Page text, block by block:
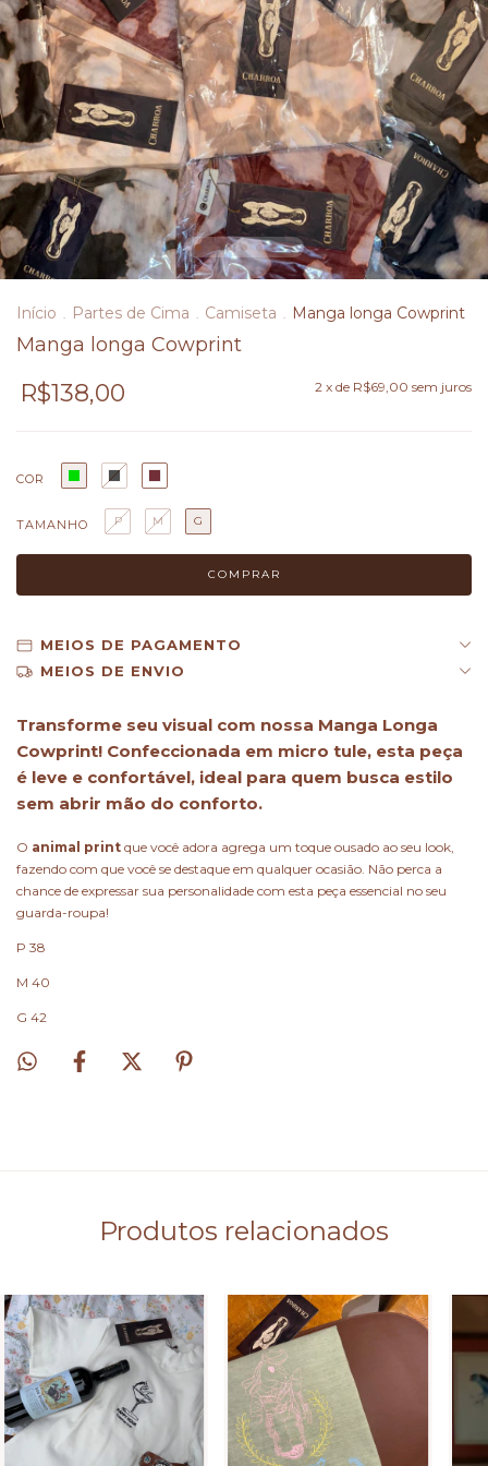
Início . Partes de Cima . Camiseta . Manga longa Cowprint
Manga longa Cowprint
R$138,00 2 x de R$69,00 sem juros
COR
TAMANHO P M G
MEIOS DE PAGAMENTO
MEIOS DE ENVIO
Transforme seu visual com nossa Manga Longa
Cowprint! Confeccionada em micro tule, esta peça
é leve e confortável, ideal para quem busca estilo
sem abrir mão do conforto.
O animal print que você adora agrega um toque ousado ao seu look,
fazendo com que você se destaque em qualquer ocasião. Não perca a
chance de expressar sua personalidade com esta peça essencial no seu
guarda-roupa!
P 38
M 40
G 42
Produtos relacionados